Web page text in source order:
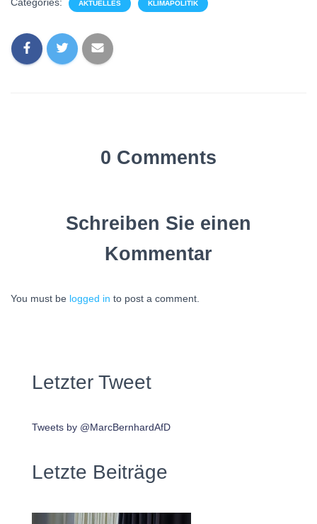
AKTUELLES KLIMAPOLITIK
0 Comments
Schreiben Sie einen
Kommentar
You must be logged in to post a comment.
Letzter Tweet
Tweets by @MarcBernhardAfD
Letzte Beiträge